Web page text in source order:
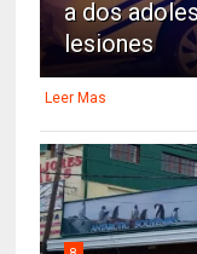
a dos
lesiones
Leer Mas